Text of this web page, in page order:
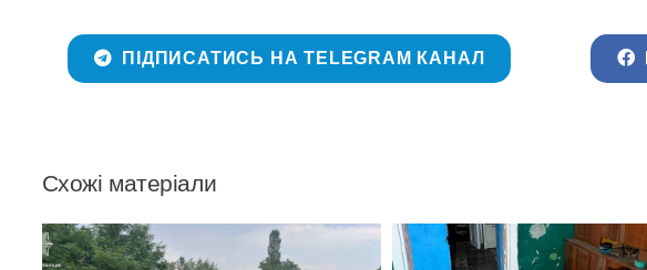
ПІДПИСАТИСЬ НА TELEGRAM КАНАЛ
Схожі матеріали